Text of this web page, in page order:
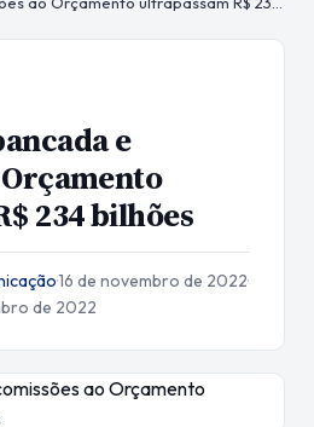
e
234 bilhões
·16 de novembro de 2022·
de 2022